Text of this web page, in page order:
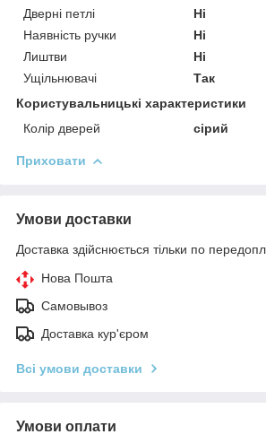
Дверні петлі
Ні
Наявність ручки
Ні
Лиштви
Ні
Ущільнювачі
Так
Користувальницькі характеристики
Колір дверей
сірий
Приховати
Умови доставки
Доставка здійснюється тільки по
Нова Пошта
Самовывоз
Доставка кур'єром
Всі умови доставки
Умови оплати